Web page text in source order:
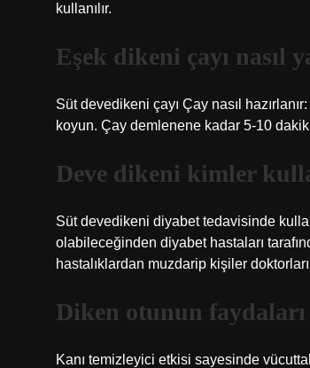
kullanılır.
Eşek dikeni çayı nasıl
Süt devedikeni çayı Çay nasıl
koyun. Çay demlenene kadar 5-10
Deve dikeni kimler
Süt devedikeni diyabet tedavisinde
olabileceğinden diyabet hastaları
hastalıklardan muzdarip kişiler
Diken otunun
Kanı temizleyici etkisi sayesinde